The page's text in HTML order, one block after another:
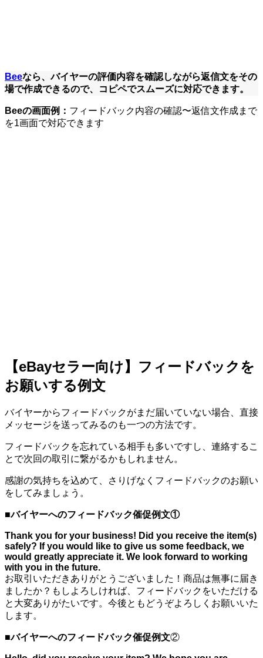
Beeなら、バイヤーの評価内容を確認しながら返信文をその
場で作成できるので、コピペでスムーズに対応できます。
Beeの画面例： フィードバック内容の確認〜返信文作成まで
を1画面で対応できます
【eBayセラー向け】フィードバックを
お願いする例文
バイヤーからフィードバックがまだ届いていない場合、直接
メッセージを送ってみるのも一つの方法です。
フィードバックを忘れている相手も多いですし、連絡するこ
とで次回の取引に繋がるかもしれません。
感謝の気持ちを込めて、さりげなくフィードバックのお願い
をしてみましょう。
■バイヤーへのフィードバック催促例文①
Thank you for your business! Did you receive the item(s)
safely? If you would like to give us some feedback, we
would greatly appreciate it. We look forward to working
with you in the future.
お取引いただきありがとうございました！商品は無事に届き
ましたか？もしよろしければ、フィードバックをいただける
と大変ありがたいです。今後ともどうぞよろしくお願いいた
します。
■バイヤーへのフィードバック催促例文②